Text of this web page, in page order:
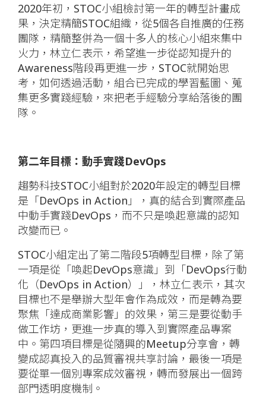
2020年初，STOC小組檢討第一年的轉型計畫成
果，決定精簡STOC組織，從5個各自推廣的任務
團隊，精簡整併為一個十多人的核心小組來集中
火力，林立仁表示，希望進一步從認知提升的
Awareness階段再更進一步，STOC就開始思
考，如何透過活動，組合已完成的學習藍圖、蒐
集更多實踐經驗，來把老手經驗分享給落後的團
隊。
第二年目標：動手實踐DevOps
趨勢科技STOC小組對於2020年設定的轉型目標
是「DevOps in Action」，真的結合到實際產品
中動手實踐DevOps，而不只是喚起意識的認知
改變而已。
STOC小組定出了第二階段5項轉型目標，除了第
一項是從「喚起DevOps意識」到「DevOps行動
化（DevOps in Action）」，林立仁表示，其次
目標也不是舉辦大型年會作為成效，而是轉為要
聚焦「達成商業影響」的效果，第三是要從動手
做工作坊，更進一步真的導入到實際產品專案
中。第四項目標是從隨興的Meetup分享會，轉
變成認真投入的品質審視共享討論，最後一項是
要從單一個別專案成效審視，轉而發展出一個跨
部門透明度機制。